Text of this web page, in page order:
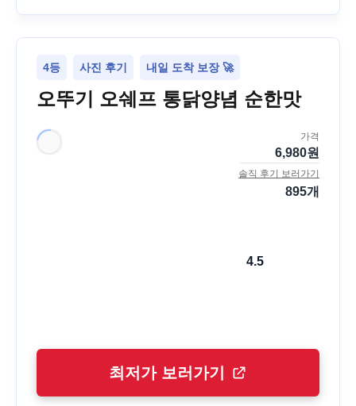
4등 사진 후기 내일 도착 보장 🚀
오뚜기 오쉐프 통닭양념 순한맛
가격
6,980원
솔직 후기 보러가기
895개
4.5
최저가 보러가기